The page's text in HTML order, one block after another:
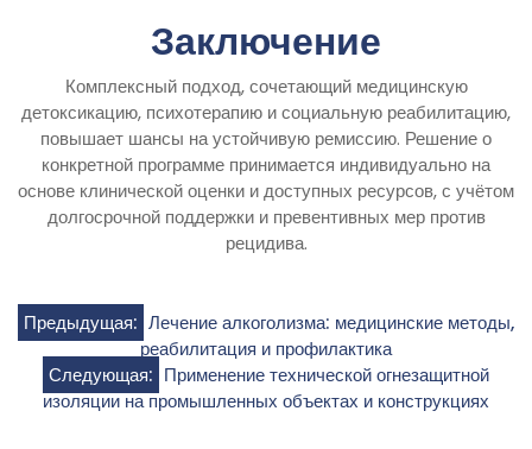
Заключение
Комплексный подход, сочетающий медицинскую
детоксикацию, психотерапию и социальную реабилитацию,
повышает шансы на устойчивую ремиссию. Решение о
конкретной программе принимается индивидуально на
основе клинической оценки и доступных ресурсов, с учётом
долгосрочной поддержки и превентивных мер против
рецидива.
Навигация
по
записям
Предыдущая: Лечение алкоголизма: медицинские методы,
реабилитация и профилактика
Следующая: Применение технической огнезащитной
изоляции на промышленных объектах и конструкциях